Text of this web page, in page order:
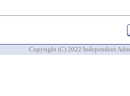
Copyright (C) 2022 Independent